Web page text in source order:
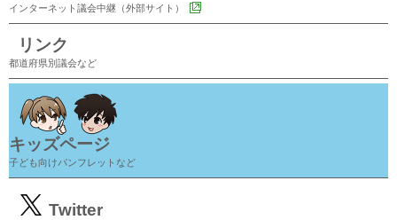
インターネット議会中継（外部サイト）
リンク
都道府県別議会など
キッズページ
子ども向けパンフレットなど
Twitter